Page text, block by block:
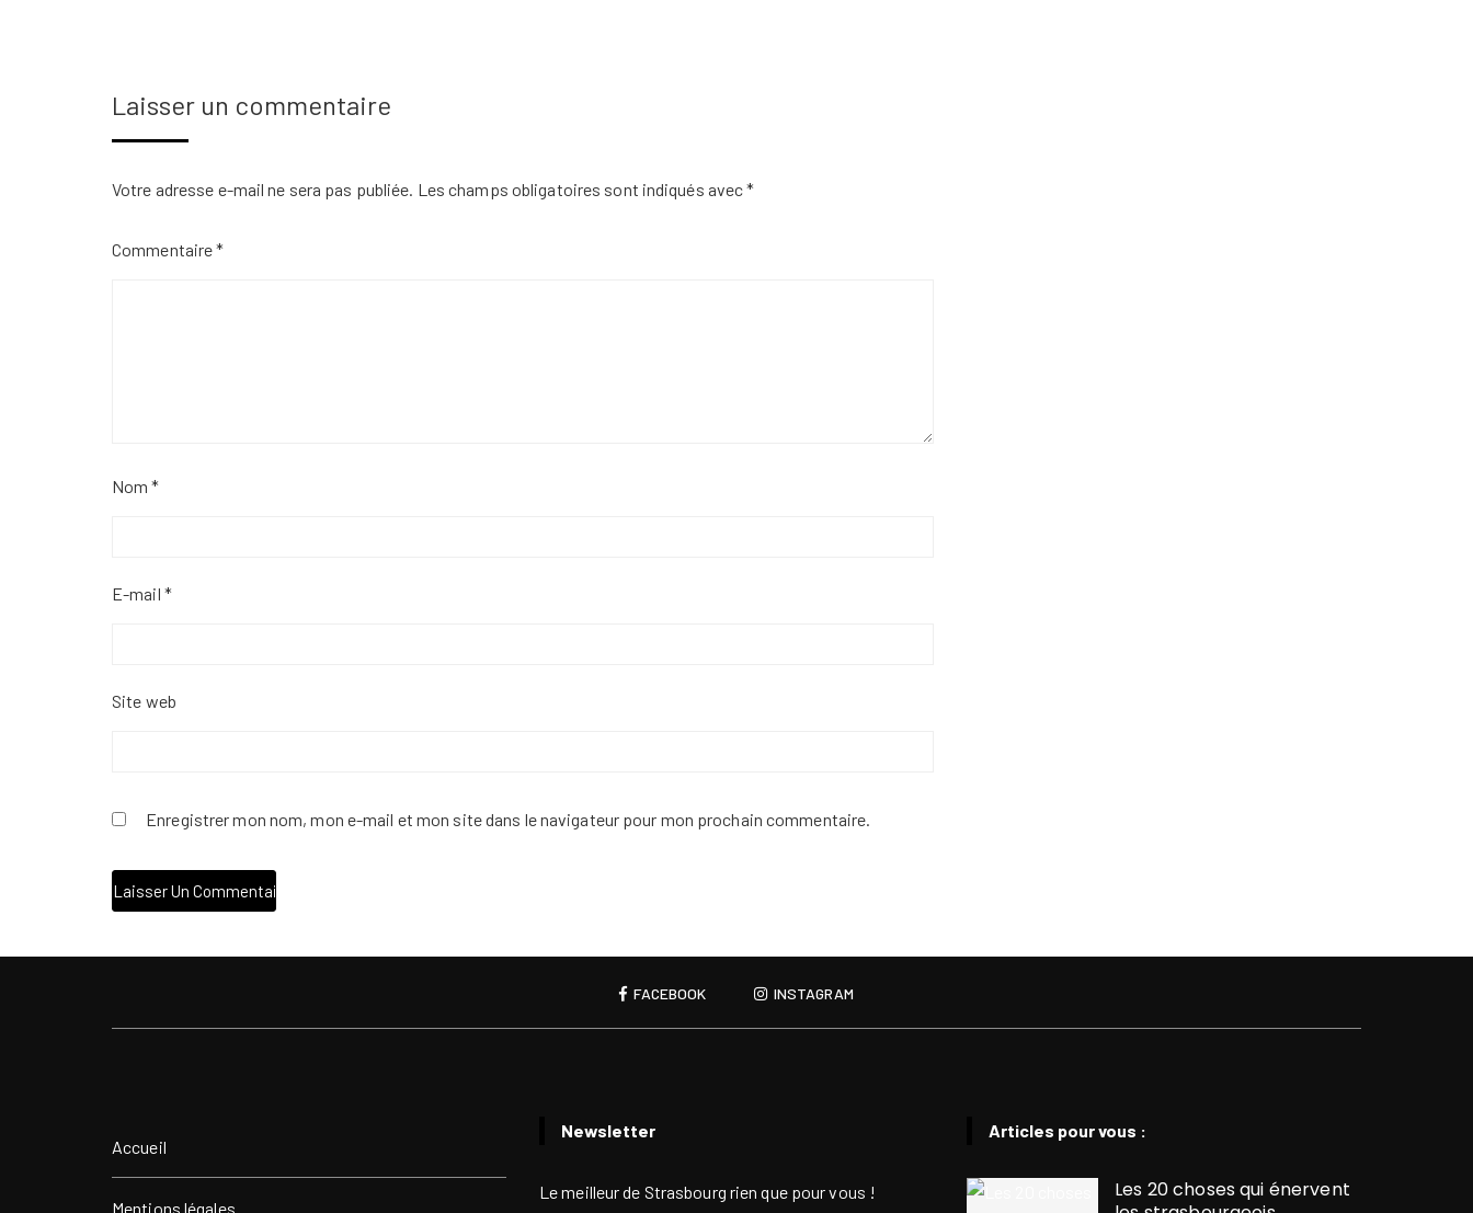
Laisser un commentaire
Votre adresse e-mail ne sera pas publiée. Les champs obligatoires sont indiqués avec*
Commentaire*
Nom*
E-mail *
Site web
Enregistrer mon nom, mon e-mail et mon site dans le navigateur pour mon prochain commentaire.
FACEBOOK INSTAGRAM
Accueil
Mentions légales
Newsletter
Le meilleur de Strasbourg rien que pour vous !
Articles pour vous :
Les 20 choses qui énervent